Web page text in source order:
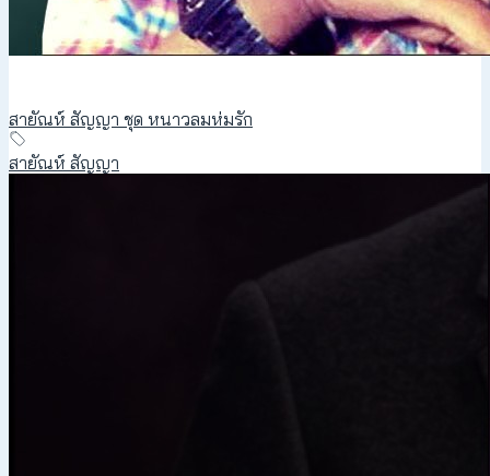
สายัณห์ สัญญา ชุด หนาวลมห่มรัก
สายัณห์ สัญญา